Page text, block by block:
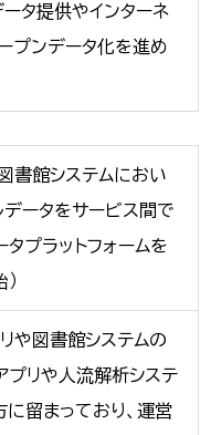
タ提供やインターネ
プンデータ化を進め
書館システムにおい
ータをサービス間で
プラットフォームを
や図書館システムの
リや人流解析システ
留まっており、運営